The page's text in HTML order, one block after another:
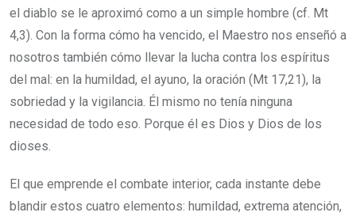
el diablo se le aproximó como a un simple hombre (cf. Mt
4,3). Con la forma cómo ha vencido, el Maestro nos enseñó a
nosotros también cómo llevar la lucha contra los espíritus
del mal: en la humildad, el ayuno, la oración (Mt 17,21), la
sobriedad y la vigilancia. Él mismo no tenía ninguna
necesidad de todo eso. Porque él es Dios y Dios de los
dioses.
El que emprende el combate interior, cada instante debe
blandir estos cuatro elementos: humildad, extrema atención,